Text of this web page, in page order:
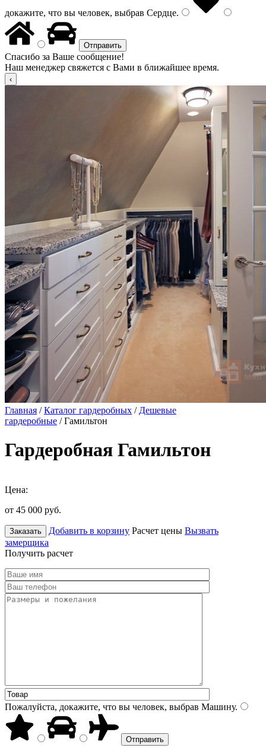
докажите, что вы человек, выбрав Сердце.
Спасибо за Ваше сообщение!
Наш менеджер свяжется с Вами в ближайшее время.
Главная /Каталог гардеробных / Дешевые
гардеробные / Гамильтон
Гардеробная Гамильтон
Цена:
от 45 000 руб.
Заказать Добавить в корзину Расчет цены Вызвать
замерщика
Получить расчет
Пожалуйста, докажите, что вы человек, выбрав Машину.